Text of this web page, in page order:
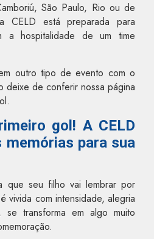
São Paulo, Rio ou de
CELD está preparada para
a hospitalidade de um time
outro tipo de evento com o
deixe de conferir nossa página
gol! A CELD
memórias para sua
que seu filho vai lembrar por
vivida com intensidade, alegria
se transforma em algo muito